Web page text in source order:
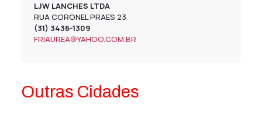
LJW LANCHES LTDA
RUA CORONEL PRAES 23
(31) 3436-1309
FRIAUREA@YAHOO.COM.BR
Outras Cidades